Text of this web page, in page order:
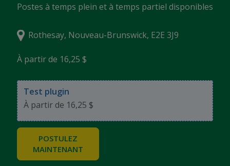
Postes à temps plein et à temps partiel disponibles
Rothesay, Nouveau-Brunswick, E2E 3J9
À partir de 16,25 $
Test plugin
À partir de 16,25 $
POSTULEZ
MAINTENANT